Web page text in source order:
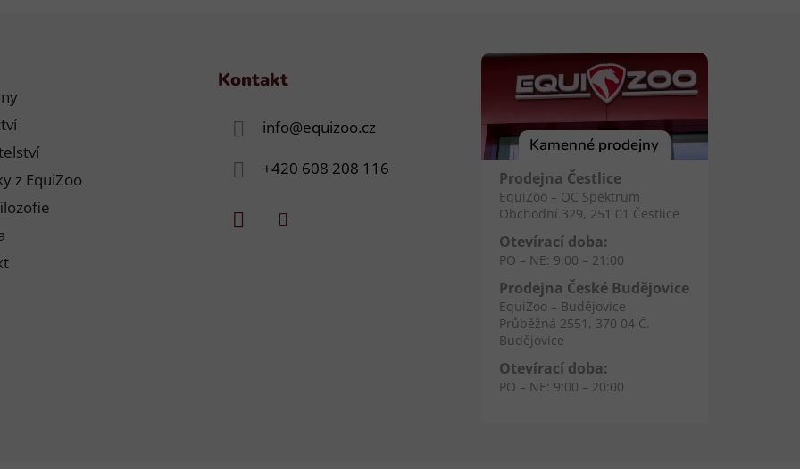
z EquiZoo
Kontakt
info@equizoo.cz
+420 608 208 116
Kamenné prodejny
Prodejna Čestlice
EquiZoo – OC Spektrum
Obchodní 329, 251 01 Čestlice
Otevírací doba:
PO – NE: 9:00 – 21:00
Prodejna České Budějovice
EquiZoo – Budějovice
Průběžná 2551, 370 04 Č.
Budějovice
Otevírací doba:
PO – NE: 9:00 – 20:00